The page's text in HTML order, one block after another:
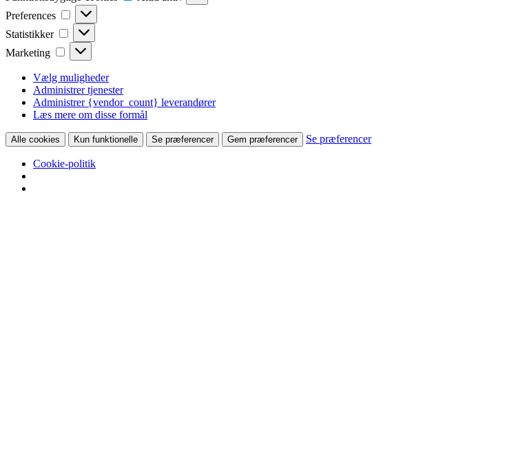
cookies
Preferences
Preferences
Statistikker Statistikker
Marketing Marketing
Vælg muligheder
Administrer tjenester
Administrer {vendor_count} leverandører
Læs mere om disse formål
Alle cookies Kun funktionelle Se præferencer Gem præferencer Se præferencer
Cookie-politik